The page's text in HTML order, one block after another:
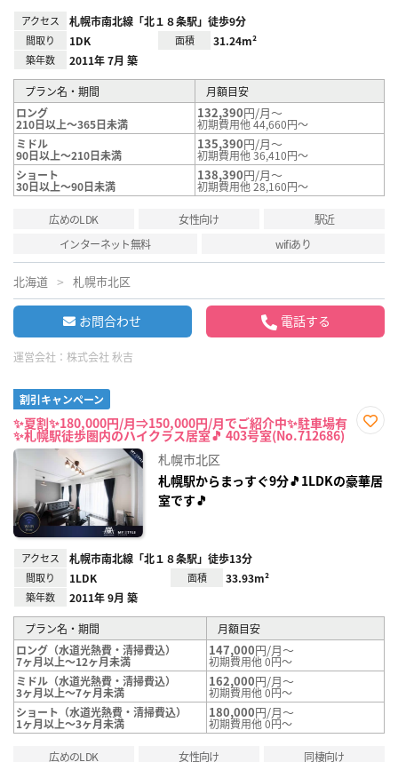
アクセス 札幌市南北線「北１８条駅」徒歩9分
間取り 1DK 面積 31.24m²
築年数 2011年 7月 築
プラン名・期間
月額目安
ロング
210日以上～365日未満
132,390円/月～
初期費用他 44,660円～
ミドル
90日以上～210日未満
135,390円/月～
初期費用他 36,410円～
ショート
30日以上～90日未満
138,390円/月～
初期費用他 28,160円～
広めのLDK 女性向け
駅近
インターネット無料
wifiあり
北海道 札幌市北区
お問合わせ 電話する
運営会社： 株式会社 秋吉
割引キャンペーン
✨夏割✨180,000円/月⇒150,000円/月でご紹介中✨駐車場有
✨札幌駅徒歩圏内のハイクラス居室🎵 403号室(No.712686)
録
札幌市北区
札幌駅からまっすぐ9分🎵1LDKの豪華居
室です🎵
アクセス 札幌市南北線「北１８条駅」徒歩13分
間取り 1LDK 面積 33.93m²
築年数 2011年 9月 築
プラン名・期間
月額目安
ロング（水道光熱費・清掃費込）
7ヶ月以上～12ヶ月未満
147,000円/月～
初期費用他 0円～
ミドル（水道光熱費・清掃費込）
3ヶ月以上～7ヶ月未満
162,000円/月～
初期費用他 0円～
ショート（水道光熱費・清掃費込）
1ヶ月以上～3ヶ月未満
180,000円/月～
初期費用他 0円～
広めのLDK 女性向け 同棲向け